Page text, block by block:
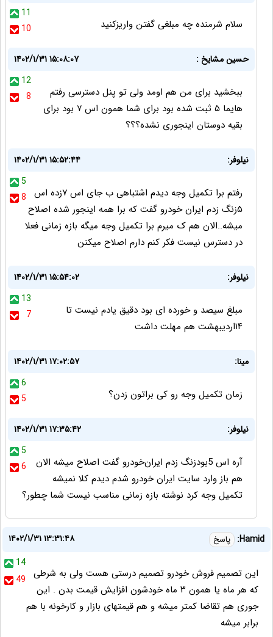
11
10
سلام شرمنده چه مبلغی گفتن واریزکنید
حسین مشایخ :
۱۴۰۲/۱/۳۱ ۱۵:۰۸:۰۷
12
8
ببخشید برای من هم اومد ولی تو پنل دسترسی رفتم
هایما ۵ ثبت شده بود برای شما همون اس ۷ بود برای
بقیه دوستان اینجوری نشده؟؟؟
نیلوفر:
۱۴۰۲/۱/۳۱ ۱۵:۵۲:۴۴
5
8
رفتم برا تکمیل وجه دیدم اشتباهی ب جای اس ۷زده اس
۵زنگ زدم ایران خودرو گفت که برا همه اینجور شده اصلاح
میشه..الان هم ک میرم برا تکمیل وجه میگه بازه زمانی فعلا
در دسترس نیست فکر کنم دارم اصلاح میکنن
نیلوفر:
۱۴۰۲/۱/۳۱ ۱۵:۵۴:۰۲
13
7
مبلغ سیصد و خورده ای بود دقیق یادم نیست تا
۱۴اردیبهشت هم مهلت داشت
مینا:
۱۴۰۲/۱/۳۱ ۱۷:۰۲:۵۷
6
5
زمان تکمیل وجه رو کی براتون زدن؟
نیلوفر:
۱۴۰۲/۱/۳۱ ۱۷:۳۵:۴۲
5
6
آره اس 5بودزنگ زدم ایران‌خودرو گفت اصلاح میشه الان
هم باز وارد سایت ایران خودرو شدم دیدم کلا نمیشه
تکمیل وجه کرد نوشته بازه زمانی مناسب نیست شما چطور؟
Hamid: پاسخ
۱۴۰۲/۱/۳۱ ۱۳:۳۱:۴۸
14
49
این تصمیم فروش خودرو تصمیم درستی هست ولی به شرطی
که هر ماه یا همون ۳ ماه خودشون افزایش قیمت بدن . این
جوری هم تقاضا کمتر میشه و هم قیمتهای بازار و کارخونه با هم
برابر میشه